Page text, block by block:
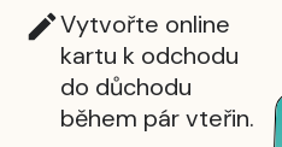
Vytvořte online
kartu k odchodu
do důchodu
během pár vteřin.